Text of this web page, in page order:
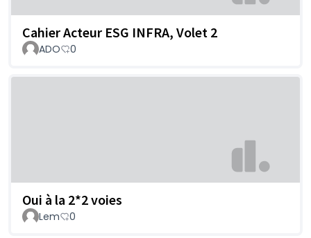
Cahier Acteur ESG INFRA, Volet 2
ADO 0
Oui à la 2*2 voies
Lem 0